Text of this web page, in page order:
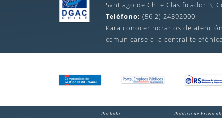
Santiago de Chile Clasificador 3,
Teléfono: (56 2) 24392000
Para conocer horarios de
comunicarse a la central
Portada Política de